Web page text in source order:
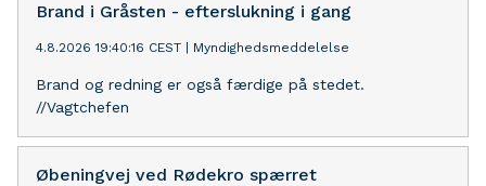
Brand i Gråsten - efterslukning i gang
4.8.2026 19:40:16 CEST Myndighedsmeddelelse
Brand og redning er også færdige på stedet.
//Vagtchefen
Øbeningvej ved Rødekro spærret